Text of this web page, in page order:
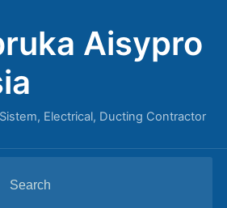
Aisypro
Electrical, Ducting Contractor
for: